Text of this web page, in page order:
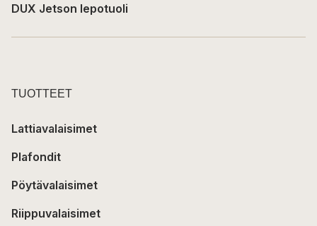
DUX Jetson lepotuoli
TUOTTEET
Lattiavalaisimet
Plafondit
Pöytävalaisimet
Riippuvalaisimet